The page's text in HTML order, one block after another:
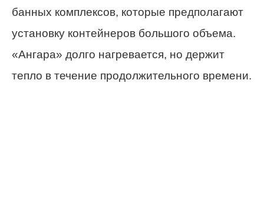
банных комплексов, которые предполагают
установку контейнеров большого объема.
«Ангара» долго нагревается, но держит
тепло в течение продолжительного времени.